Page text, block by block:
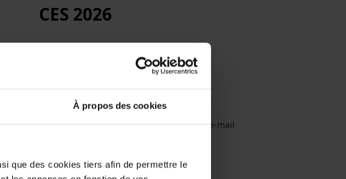
À propos des cookies
que des cookies tiers afin de permettre le
CES 2026
Registration is closed. Please contact us by e-mail